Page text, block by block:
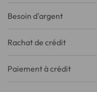
Besoin d'argent
Rachat de crédit
Paiement à crédit